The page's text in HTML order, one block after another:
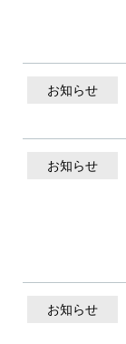
お知らせ
お知らせ
お知らせ